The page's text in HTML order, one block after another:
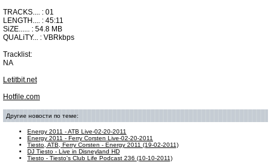
TRACKS.... : 01
LENGTH.... : 45:11
SiZE...... : 54.8 MB
QUALiTY... : VBRkbps
Tracklist:
NA
Letitbit.net
Hotfile.com
Другие новости по теме:
Energy 2011 - ATB Live-02-20-2011
Energy 2011 - Ferry Corsten Live-02-20-2011
Tiesto, ATB, Ferry Corsten - Energy 2011 (19-02-2011)
DJ Tiesto - Live in Disneyland HD
Tiesto - Tiesto's Club Life Podcast 236 (10-10-2011)